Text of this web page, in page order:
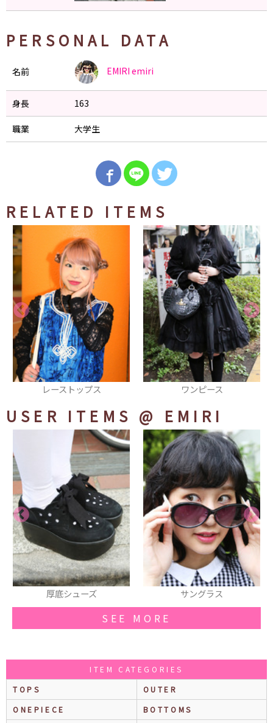
PERSONAL DATA
名前 EMIRI emiri
身長 163
職業 大学生
RELATED ITEMS
USER ITEMS @ EMIRI
厚底シューズ
SEE MORE
ITEM CATEGORIES
TOPS
OUTER
ONEPIECE
BOTTOMS